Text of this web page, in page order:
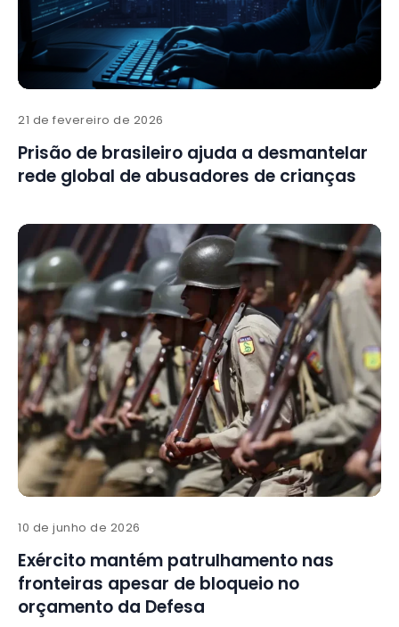
21 de fevereiro de 2026
Prisão de brasileiro ajuda a desmantelar
rede global de abusadores de crianças
10 de junho de 2026
Exército mantém patrulhamento nas
fronteiras apesar de bloqueio no
orçamento da Defesa